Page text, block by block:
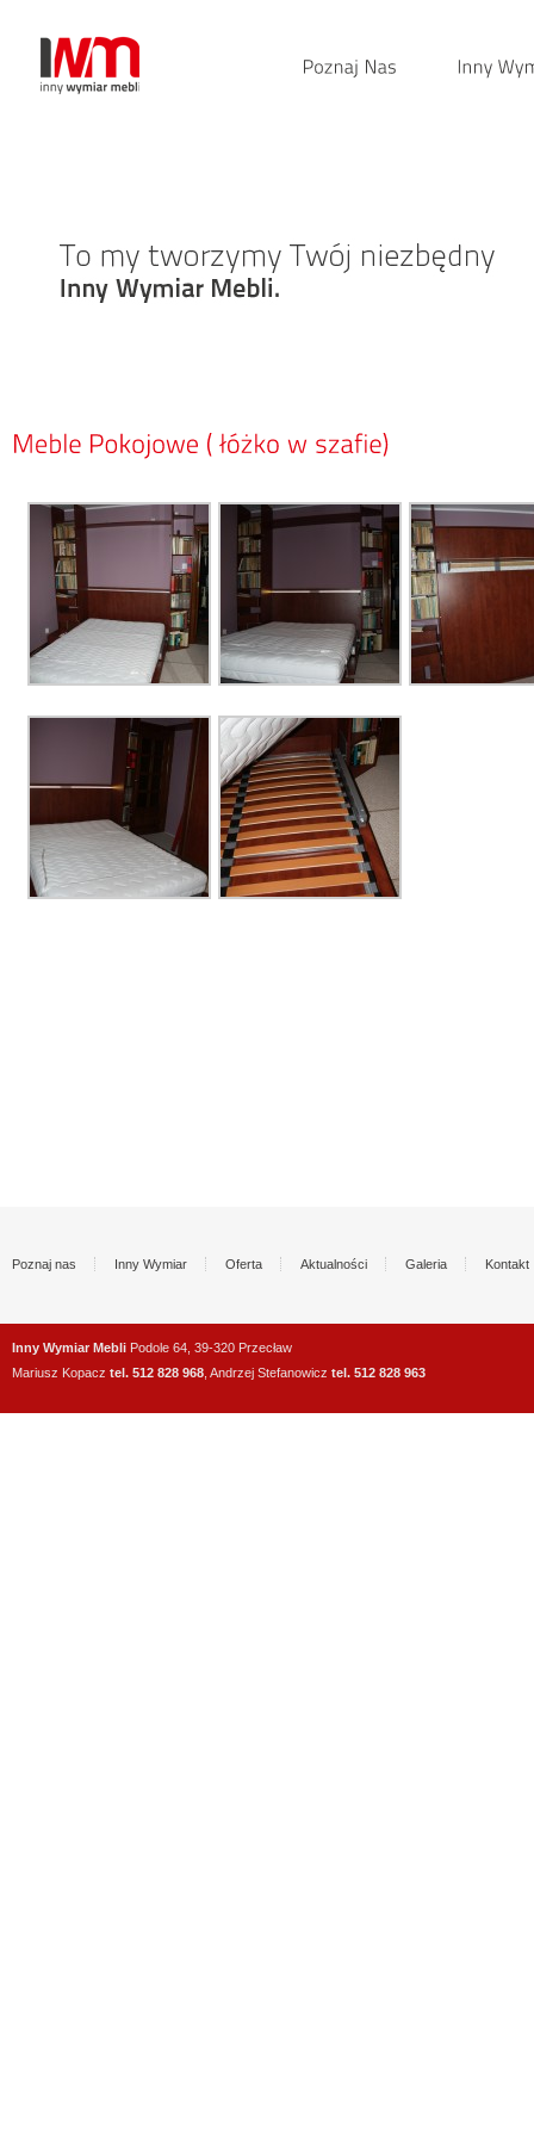
Poznaj nas Inny Wymiar Oferta Aktualności Galeria Kontakt
Inny Wymiar Mebli Podole 64, 39-320 Przecław
Mariusz Kopacz tel. 512 828 968 , Andrzej Stefanowicz tel. 512 828 963